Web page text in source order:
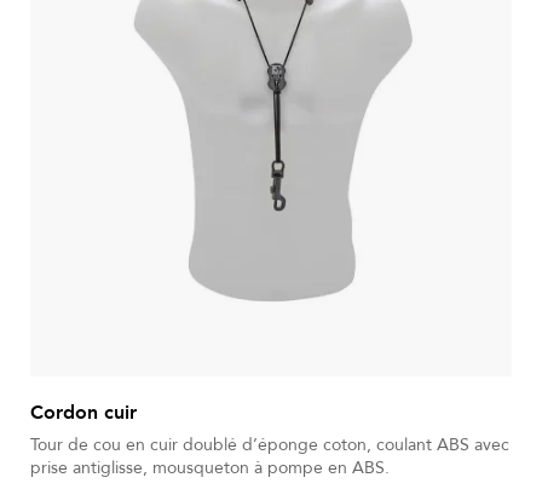
Cordon cuir
Tour de cou en cuir doublé d’éponge coton, coulant ABS avec
prise antiglisse, mousqueton à pompe en ABS.